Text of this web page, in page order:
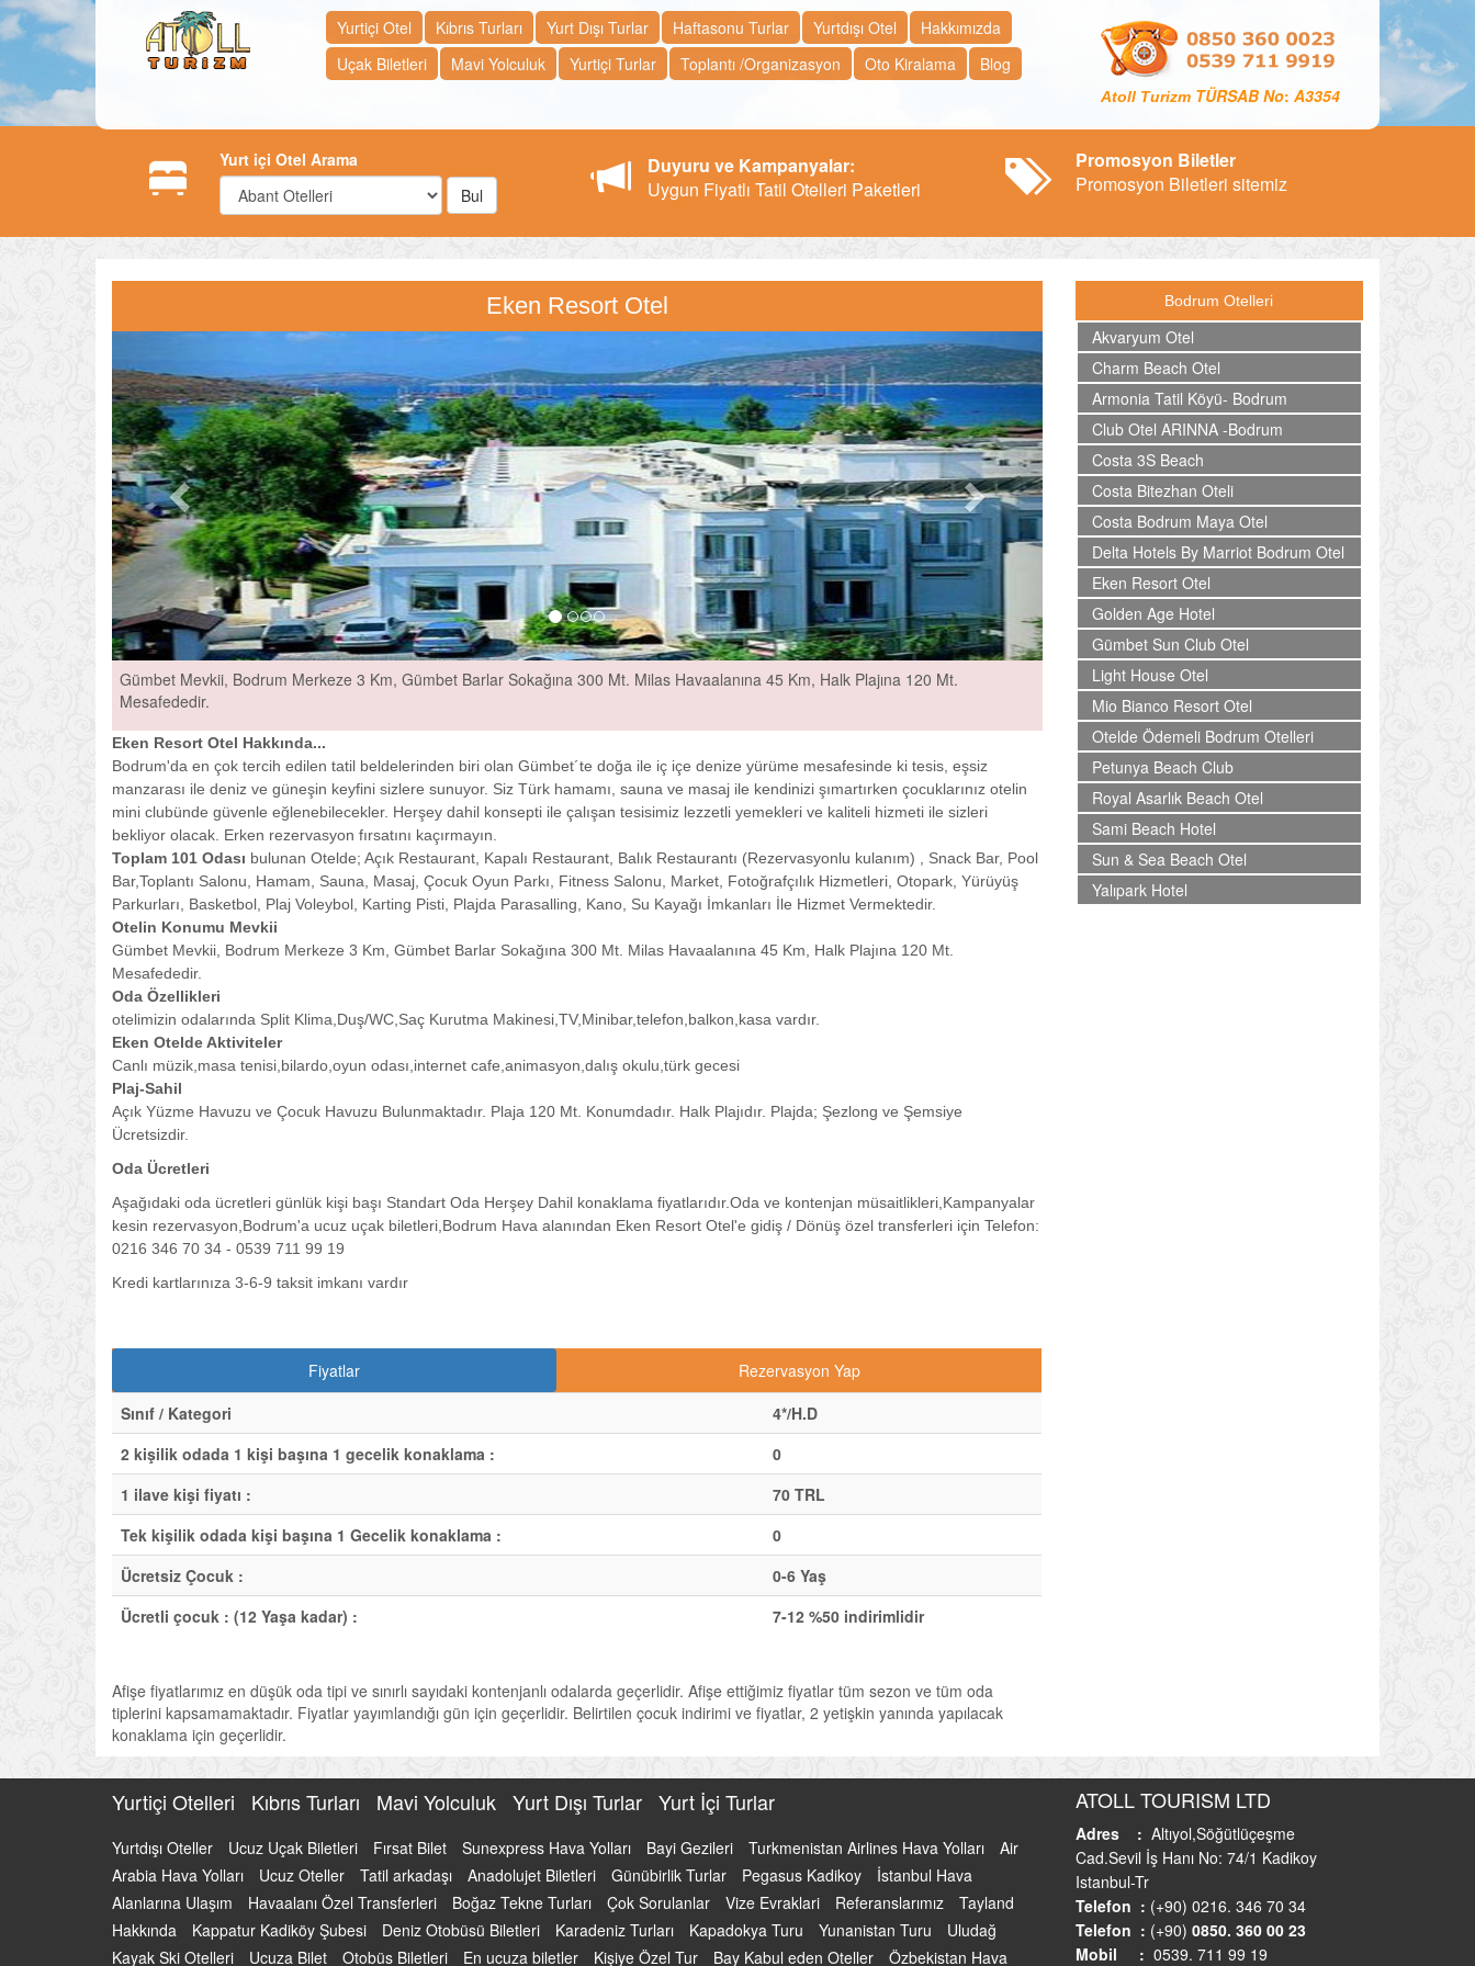
Yurtiçi Otel Kıbrıs Turları Yurt Dışı Turlar Haftasonu Turlar Yurtdışı Otel
Hakkımızda
Uçak Biletleri
Mavi Yolculuk Yurtiçi Turlar Toplantı /Organizasyon Oto Kiralama Blog
Atoll Turizm TÜRSAB No: A3354
Yurt içi Otel Arama
Bul
Duyuru ve Kampanyalar:
Uygun Fiyatlı Tatil Otelleri Paketleri
Promosyon Biletler
Promosyon Biletleri sitemiz
Eken Resort Otel
Next
Gümbet Mevkii, Bodrum Merkeze 3 Km, Gümbet Barlar Sokağına 300 Mt. Milas Havaalanına 45 Km, Halk Plajına 120 Mt.
Mesafededir.
Eken Resort Otel Hakkında...
Bodrum'da en çok tercih edilen tatil beldelerinden biri olan Gümbet´te doğa ile iç içe denize yürüme mesafesinde ki tesis, eşsiz
manzarası ile deniz ve güneşin keyfini sizlere sunuyor. Siz Türk hamamı, sauna ve masaj ile kendinizi şımartırken çocuklarınız otelin
mini clubünde güvenle eğlenebilecekler. Herşey dahil konsepti ile çalışan tesisimiz lezzetli yemekleri ve kaliteli hizmeti ile sizleri
bekliyor olacak. Erken rezervasyon fırsatını kaçırmayın.
Toplam 101 Odası bulunan Otelde; Açık Restaurant, Kapalı Restaurant, Balık Restaurantı (Rezervasyonlu kulanım) , Snack Bar, Pool
Bar,Toplantı Salonu, Hamam, Sauna, Masaj, Çocuk Oyun Parkı, Fitness Salonu, Market, Fotoğrafçılık Hizmetleri, Otopark, Yürüyüş
Parkurları, Basketbol, Plaj Voleybol, Karting Pisti, Plajda Parasalling, Kano, Su Kayağı İmkanları İle Hizmet Vermektedir.
Otelin Konumu Mevkii
Gümbet Mevkii, Bodrum Merkeze 3 Km, Gümbet Barlar Sokağına 300 Mt. Milas Havaalanına 45 Km, Halk Plajına 120 Mt.
Mesafededir.
Oda Özellikleri
otelimizin odalarında Split Klima,Duş/WC,Saç Kurutma Makinesi,TV,Minibar,telefon,balkon,kasa vardır.
Eken Otelde Aktiviteler
Canlı müzik,masa tenisi,bilardo,oyun odası,internet cafe,animasyon,dalış okulu,türk gecesi
Plaj-Sahil
Açık Yüzme Havuzu ve Çocuk Havuzu Bulunmaktadır. Plaja 120 Mt. Konumdadır. Halk Plajıdır. Plajda; Şezlong ve Şemsiye
Ücretsizdir.
Oda Ücretleri
Aşağıdaki oda ücretleri günlük kişi başı Standart Oda Herşey Dahil konaklama fiyatlarıdır.Oda ve kontenjan müsaitlikleri,Kampanyalar
kesin rezervasyon,Bodrum'a ucuz uçak biletleri,Bodrum Hava alanından Eken Resort Otel'e gidiş / Dönüş özel transferleri için Telefon:
0216 346 70 34 - 0539 711 99 19
Kredi kartlarınıza 3-6-9 taksit imkanı vardır
Fiyatlar
Rezervasyon Yap
Sınıf / Kategori
4*/H.D
2 kişilik odada 1 kişi başına 1 gecelik konaklama :
0
1 ilave kişi fiyatı :
70 TRL
Tek kişilik odada kişi başına 1 Gecelik konaklama :
0
Ücretsiz Çocuk :
0-6 Yaş
Ücretli çocuk : (12 Yaşa kadar) :
7-12 %50 indirimlidir
Afişe fiyatlarımız en düşük oda tipi ve sınırlı sayıdaki kontenjanlı odalarda geçerlidir. Afişe ettiğimiz fiyatlar tüm sezon ve tüm oda
tiplerini kapsamamaktadır. Fiyatlar yayımlandığı gün için geçerlidir. Belirtilen çocuk indirimi ve fiyatlar, 2 yetişkin yanında yapılacak
konaklama için geçerlidir.
Bodrum Otelleri
Akvaryum Otel
Charm Beach Otel
Armonia Tatil Köyü- Bodrum
Club Otel ARINNA -Bodrum
Costa 3S Beach
Costa Bitezhan Oteli
Costa Bodrum Maya Otel
Delta Hotels By Marriot Bodrum Otel
Eken Resort Otel
Golden Age Hotel
Gümbet Sun Club Otel
Light House Otel
Mio Bianco Resort Otel
Otelde Ödemeli Bodrum Otelleri
Petunya Beach Club
Royal Asarlık Beach Otel
Sami Beach Hotel
Sun & Sea Beach Otel
Yalıpark Hotel
Yurtiçi Otelleri Kıbrıs Turları Mavi Yolculuk Yurt Dışı Turlar Yurt İçi Turlar
Yurtdışı Oteller Ucuz Uçak Biletleri Fırsat Bilet Sunexpress Hava Yolları Bayi Gezileri Turkmenistan Airlines Hava Yolları
Air
Arabia Hava Yolları
Ucuz Oteller Tatil arkadaşı Anadolujet Biletleri Günübirlik Turlar Pegasus Kadikoy
İstanbul Hava
Alanlarına Ulaşım
Havaalanı Özel Transferleri Boğaz Tekne Turları Çok Sorulanlar Vize Evraklari Referanslarımız
Tayland
Hakkında
Kappatur Kadiköy Şubesi Deniz Otobüsü Biletleri Karadeniz Turları Kapadokya Turu Yunanistan Turu
Uludağ
Kayak Ski Otelleri
Ucuza Bilet Otobüs Biletleri En ucuza biletler Kişiye Özel Tur Bay Kabul eden Oteller Özbekistan Hava
ATOLL TOURISM LTD
Adres : Altıyol,Söğütlüçeşme
Cad.Sevil İş Hanı No: 74/1 Kadikoy
Istanbul-Tr
Telefon : (+90) 0216. 346 70 34
Telefon : (+90) 0850. 360 00 23
Mobil : 0539. 711 99 19